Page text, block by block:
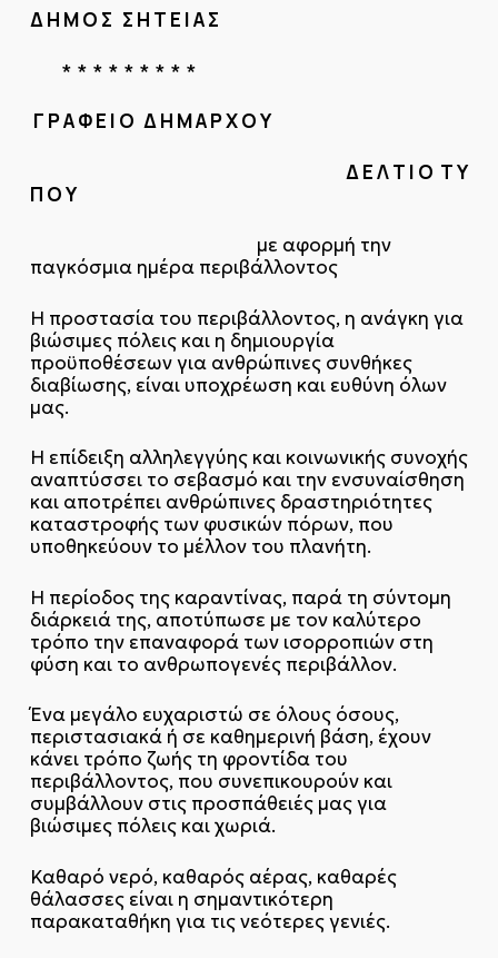
Δ Η Μ Ο Σ Σ Η Τ Ε Ι Α Σ
* * * * * * * * *
Γ Ρ Α Φ Ε Ι Ο Δ Η Μ Α Ρ Χ Ο Υ
Δ Ε Λ Τ Ι Ο Τ Υ
Π Ο Υ
με αφορμή την
παγκόσμια ημέρα περιβάλλοντος
Η προστασία του περιβάλλοντος, η ανάγκη για
βιώσιμες πόλεις και η δημιουργία
προϋποθέσεων για ανθρώπινες συνθήκες
διαβίωσης, είναι υποχρέωση και ευθύνη όλων
μας.
Η επίδειξη αλληλεγγύης και κοινωνικής συνοχής
αναπτύσσει το σεβασμό και την ενσυναίσθηση
και αποτρέπει ανθρώπινες δραστηριότητες
καταστροφής των φυσικών πόρων, που
υποθηκεύουν το μέλλον του πλανήτη.
Η περίοδος της καραντίνας, παρά τη σύντομη
διάρκειά της, αποτύπωσε με τον καλύτερο
τρόπο την επαναφορά των ισορροπιών στη
φύση και το ανθρωπογενές περιβάλλον.
Ένα μεγάλο ευχαριστώ σε όλους όσους,
περιστασιακά ή σε καθημερινή βάση, έχουν
κάνει τρόπο ζωής τη φροντίδα του
περιβάλλοντος, που συνεπικουρούν και
συμβάλλουν στις προσπάθειές μας για
βιώσιμες πόλεις και χωριά.
Καθαρό νερό, καθαρός αέρας, καθαρές
θάλασσες είναι η σημαντικότερη
παρακαταθήκη για τις νεότερες γενιές.